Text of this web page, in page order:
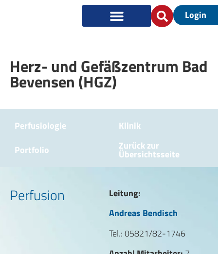
Login
Herz- und Gefäßzentrum Bad
Bevensen (HGZ)
Perfusiologie
Klinik
Portfolio
Zurück zur
Übersichtsseite
Perfusion
Leitung:
Andreas Bendisch
Tel.: 05821/82-1746